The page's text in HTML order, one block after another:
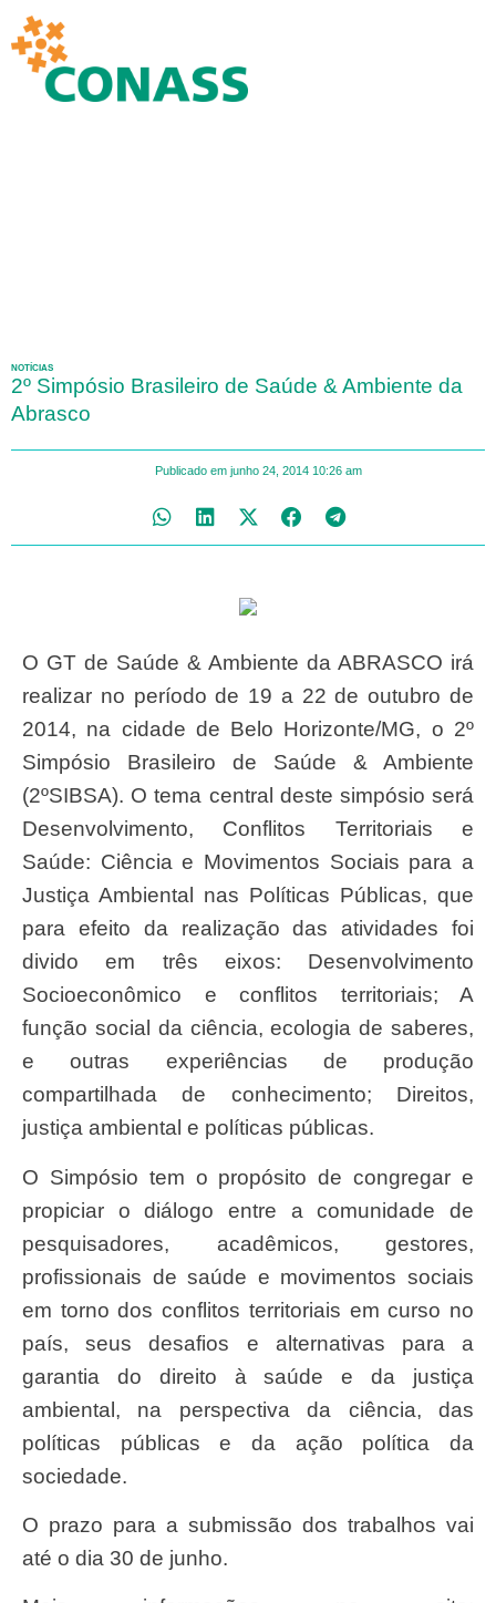
NOTÍCIAS
2º Simpósio Brasileiro de Saúde & Ambiente da
Abrasco
Publicado em junho 24, 2014 10:26 am
O GT de Saúde & Ambiente da ABRASCO irá
realizar no período de 19 a 22 de outubro de
2014, na cidade de Belo Horizonte/MG, o 2º
Simpósio Brasileiro de Saúde & Ambiente
(2ºSIBSA). O tema central deste simpósio será
Desenvolvimento, Conflitos Territoriais e
Saúde: Ciência e Movimentos Sociais para a
Justiça Ambiental nas Políticas Públicas, que
para efeito da realização das atividades foi
divido em três eixos: Desenvolvimento
Socioeconômico e conflitos territoriais; A
função social da ciência, ecologia de saberes,
e outras experiências de produção
compartilhada de conhecimento; Direitos,
justiça ambiental e políticas públicas.
O Simpósio tem o propósito de congregar e
propiciar o diálogo entre a comunidade de
pesquisadores, acadêmicos, gestores,
profissionais de saúde e movimentos sociais
em torno dos conflitos territoriais em curso no
país, seus desafios e alternativas para a
garantia do direito à saúde e da justiça
ambiental, na perspectiva da ciência, das
políticas públicas e da ação política da
sociedade.
O prazo para a submissão dos trabalhos vai
até o dia 30 de junho.